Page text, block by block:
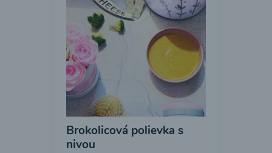
Brokolicová polievka s
nivou